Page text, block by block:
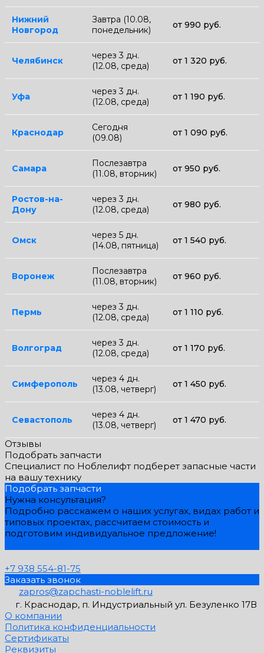
Нижний
Новгород
Завтра (10.08,
понедельник)
от 990 руб.
Челябинск
через 3 дн.
(12.08, среда)
от 1 320 руб.
Уфа
через 3 дн.
(12.08, среда)
от 1 190 руб.
Краснодар
Сегодня
(09.08)
от 1 090 руб.
Самара
Послезавтра
(11.08, вторник)
от 950 руб.
Ростов-на-
Дону
через 3 дн.
(12.08, среда)
от 980 руб.
Омск
через 5 дн.
(14.08, пятница)
от 1 540 руб.
Воронеж
Послезавтра
(11.08, вторник)
от 960 руб.
Пермь
через 3 дн.
(12.08, среда)
от 1 110 руб.
Волгоград
через 3 дн.
(12.08, среда)
от 1 170 руб.
Симферополь
через 4 дн.
(13.08, четверг)
от 1 450 руб.
Севастополь
через 4 дн.
(13.08, четверг)
от 1 470 руб.
Отзывы
Подобрать запчасти
Специалист по Ноблелифт подберет запасные части
на вашу технику
Подобрать запчасти
Нужна консультация?
Подробно расскажем о наших услугах, видах работ и
типовых проектах, рассчитаем стоимость и
подготовим индивидуальное предложение!
+7 938 554-81-75
Заказать звонок
zapros@zapchasti-noblelift.ru
г. Краснодар, п. Индустриальный ул. Безуленко 17В
О компании
Политика конфиденциальности
Сертификаты
Реквизиты